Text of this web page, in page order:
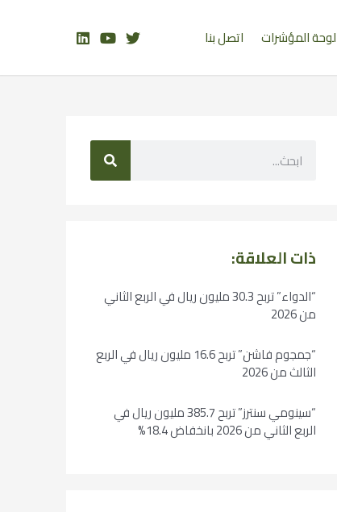
لوحة المؤشرات اتصل بنا
ذات العلاقة:
“الدواء” تربح 30.3 مليون ريال في الربع الثاني
من 2026
“جمجوم فاشن” تربح 16.6 مليون ريال في الربع
الثالث من 2026
“سينومي سنترز” تربح 385.7 مليون ريال في
الربع الثاني من 2026 بانخفاض 18.4%